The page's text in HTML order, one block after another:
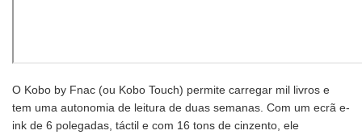
O Kobo by Fnac (ou Kobo Touch) permite carregar mil livros e
tem uma autonomia de leitura de duas semanas. Com um ecrã e-
ink de 6 polegadas, táctil e com 16 tons de cinzento, ele